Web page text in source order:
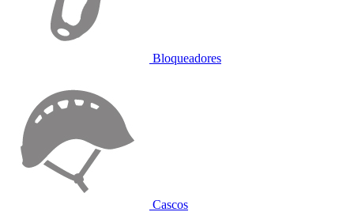
Bloqueadores
Cascos